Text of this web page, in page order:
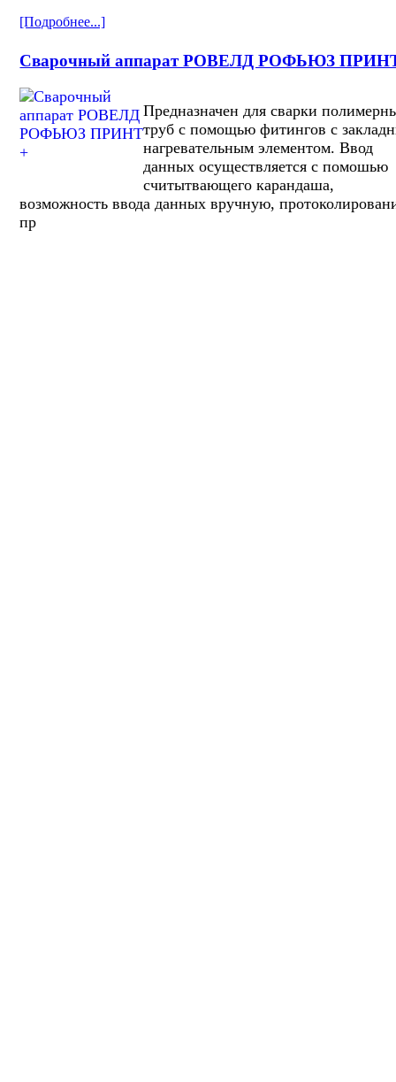
[Подробнее...]
Сварочный аппарат РОВЕЛД РОФЬЮЗ
Предназначен для сварки
труб с помощью фитингов с
нагревательным элементом. Ввод
данных осуществляется с помошью
считытвающего карандаша,
возможность ввода данных вручную,
пр